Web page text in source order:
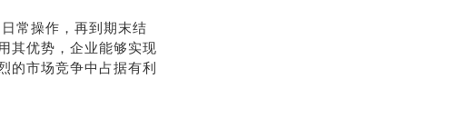
常操作，再到期末结
其优势，企业能够实现
的市场竞争中占据有利